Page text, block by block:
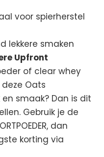
voor spierherstel
lekkere smaken
Upfront
of clear whey
Oats
smaak? Dan is dit
Gebruik je de
dan
korting via